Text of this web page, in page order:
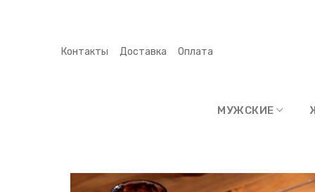
Контакты Доставка Оплата
МУЖСКИЕ